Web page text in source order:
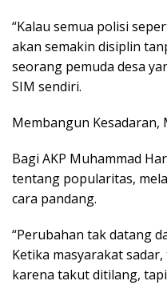
“Kalau semua polisi
akan semakin disiplin
seorang pemuda desa
SIM sendiri.
Membangun Kesadaran,
Bagi AKP Muhammad
tentang popularitas,
cara pandang.
“Perubahan tak datang
Ketika masyarakat
karena takut ditilang,